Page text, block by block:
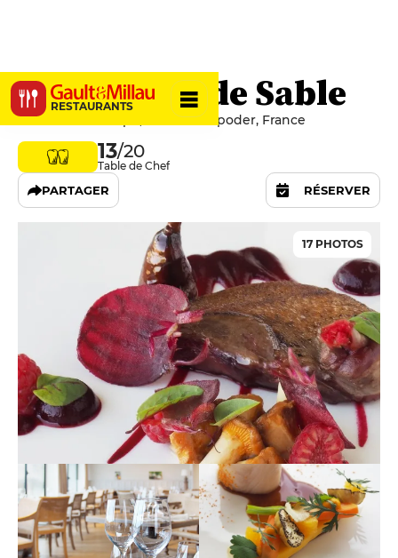
RESTAURANTS
Le Château de Sable
38 Rue De l'Europe, 29840 Porspoder, France
13/20
Table de Chef
PARTAGER RÉSERVER
17 PHOTOS